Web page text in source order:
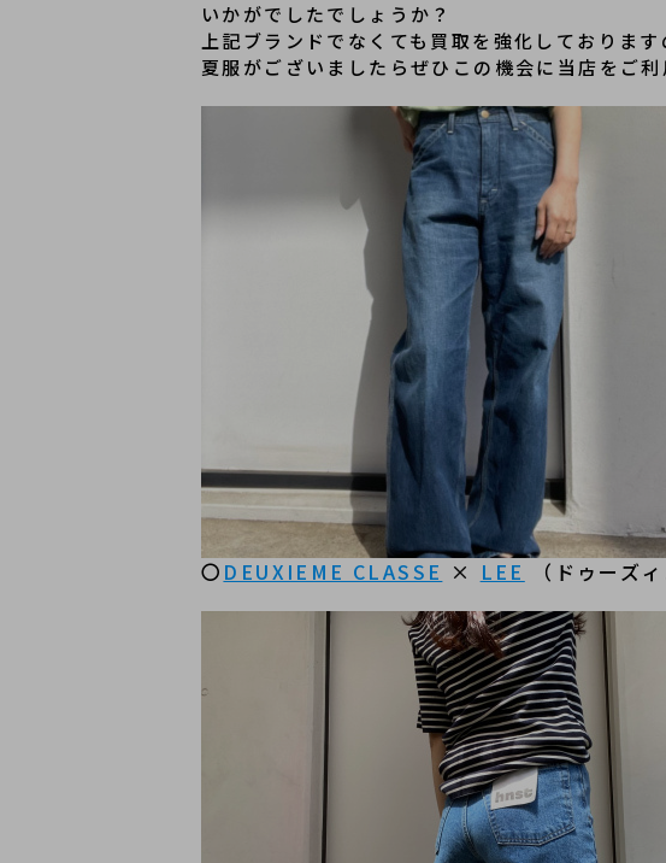
いかがでしたでしょうか？
上記ブランドでなくても買取を強化しておりま
夏服がございましたらぜひこの機会に当店をご利
〇 DEUXIEME CLASSE × LEE （ドゥーズ